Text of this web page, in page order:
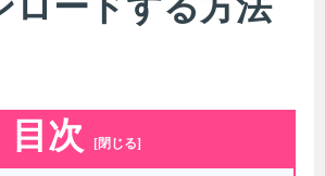
目次 [閉じる]